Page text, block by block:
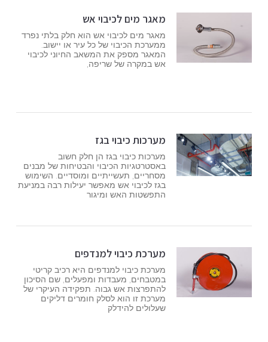
מאגר מים לכיבוי אש
מאגר מים לכיבוי אש הוא חלק בלתי נפרד
ממערכת הכיבוי של כל עיר או יישוב.
המאגר מספק את המשאב החיוני לכיבוי
אש במקרה של שריפה,
מערכות כיבוי בגז
מערכות כיבוי בגז הן חלק חשוב
באסטרטגיות הכיבוי והבטיחות של מבנים
מסחריים, תעשייתיים ומוסדיים. השימוש
בגז לכיבוי אש מאפשר יעילות רבה במניעת
התפשטות האש ומיגור
מערכת כיבוי למנדפים
מערכת כיבוי למנדפים היא רכיב קריטי
במטבחים, מעבדות ומפעלים, שם הסיכון
להתפרצות אש גבוה. תפקידה העיקרי של
מערכת זו הוא לסלק חומרים דליקים
שעלולים להידלק